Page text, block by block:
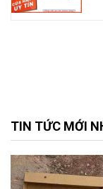
TIN TỨC MỚI